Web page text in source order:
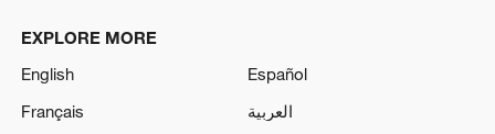
EXPLORE MORE
English
Español
Français
العربية